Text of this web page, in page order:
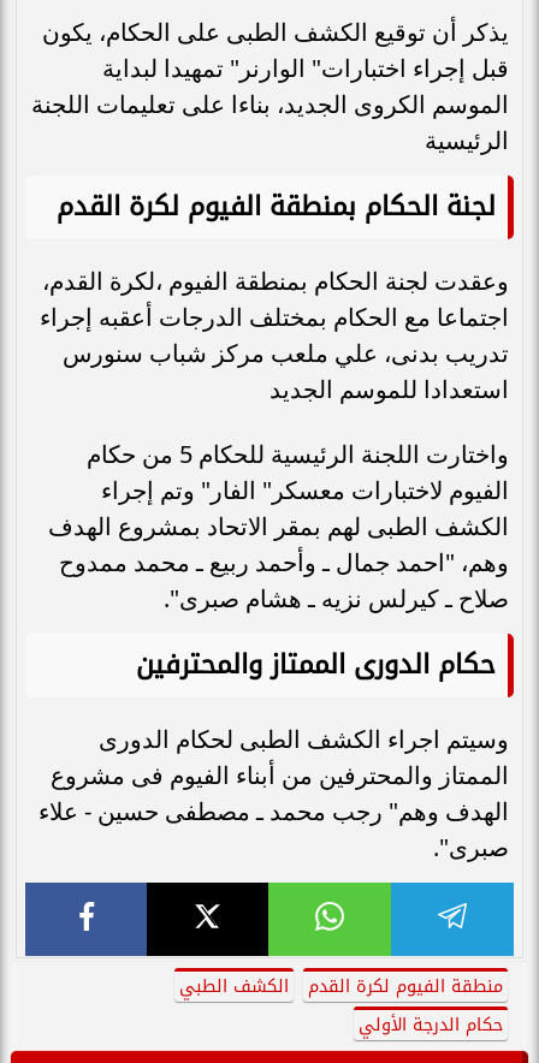
يذكر أن توقيع الكشف الطبى على الحكام، يكون
قبل إجراء اختبارات" الوارنر" تمهيدا لبداية
الموسم الكروى الجديد، بناءا على تعليمات اللجنة
الرئيسية
لجنة الحكام بمنطقة الفيوم لكرة القدم
وعقدت لجنة الحكام بمنطقة الفيوم ،لكرة القدم،
اجتماعا مع الحكام بمختلف الدرجات أعقبه إجراء
تدريب بدنى، علي ملعب مركز شباب سنورس
استعدادا للموسم الجديد
واختارت اللجنة الرئيسية للحكام 5 من حكام
الفيوم لاختبارات معسكر" الفار" وتم إجراء
الكشف الطبى لهم بمقر الاتحاد بمشروع الهدف
وهم، "احمد جمال ـ وأحمد ربيع ـ محمد ممدوح
صلاح ـ كيرلس نزيه ـ هشام صبرى".
حكام الدورى الممتاز والمحترفين
وسيتم اجراء الكشف الطبى لحكام الدورى
الممتاز والمحترفين من أبناء الفيوم فى مشروع
الهدف وهم" رجب محمد ـ مصطفى حسين - علاء
صبرى".
منطقة الفيوم لكرة القدم
الكشف الطبي
حكام الدرجة الأولي